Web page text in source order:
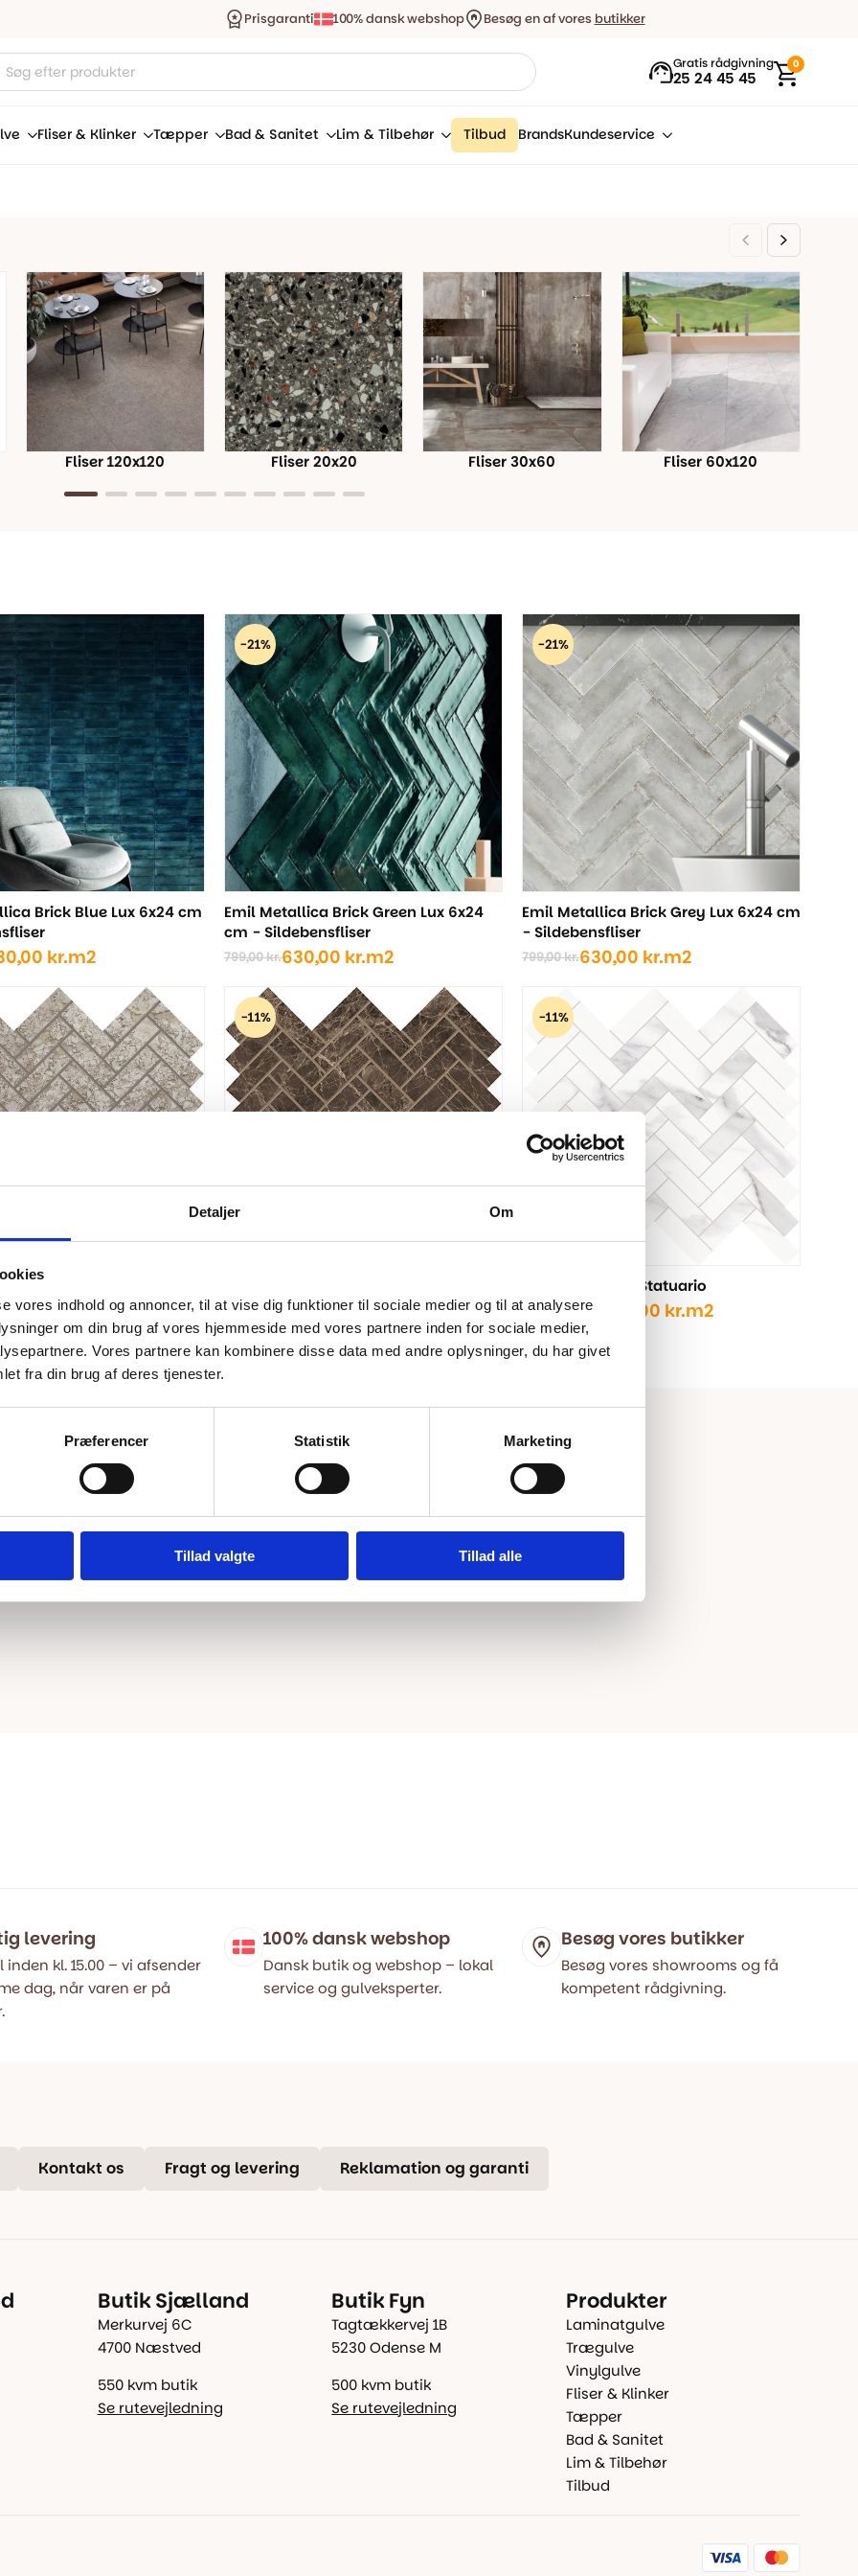
Detaljer Om
vores indhold og annoncer, til at vise dig funktioner til sociale medier og til at analysere
om din brug af vores hjemmeside med vores partnere inden for sociale medier,
Vores partnere kan kombinere disse data med andre oplysninger, du har givet
fra din brug af deres tjenester.
Præferencer Statistik Marketing
Tillad valgte Tillad alle
Prisgaranti 100% dansk webshop Besøg en af vores butikker
Gratis rådgivning
25 24 45 45
0
Fliser & Klinker Tæpper Bad & Sanitet Lim & Tilbehør Tilbud BrandsKundeservice
Fliser 120x120 Fliser 20x20 Fliser 30x60 Fliser 60x120
Brick Blue Lux 6x24 cm
kr.m2
-21%
Emil Metallica Brick Green Lux 6x24
cm - Sildebensfliser
799,00kr.
Den
oprindelige
pris
var:
799,00 kr..
630,00 kr.
Den
aktuelle
pris
er:
630,00 kr..
m2
-21%
Emil Metallica Brick Grey Lux 6x24 cm
- Sildebensfliser
799,00kr.
Den
pris
var:
799,00 kr..
630,00 kr.
Den
pris
er:
630,00 kr..
m2
- Breccia
kr.m2
-11%
1.899,00kr.
oprindelige
pris
1.699,00kr.
aktuelle
pris
m2
-11%
Sildebensflise - Statuario
1.899,00kr.
Den
oprindelige
pris
1.699,00 kr.
Den
aktuelle
pris
m2
levering
inden kl. 15.00 – vi afsender
dag, når varen er på
100% dansk webshop
Dansk butik og webshop – lokal
service og gulveksperter.
Besøg vores butikker
Besøg vores showrooms og få
kompetent rådgivning.
Kontakt os Fragt og levering Reklamation og garanti
Butik Sjælland
Merkurvej 6C
4700 Næstved
550 kvm butik
Se rutevejledning
Butik Fyn
Tagtækkervej 1B
5230 Odense M
500 kvm butik
Se rutevejledning
Produkter
Laminatgulve
Trægulve
Vinylgulve
Fliser & Klinker
Tæpper
Bad & Sanitet
Lim & Tilbehør
Tilbud